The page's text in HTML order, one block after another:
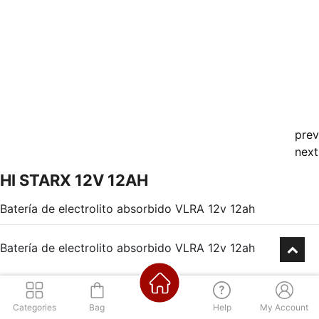
prev
next
HI STARX 12V 12AH
Batería de electrolito absorbido VLRA 12v 12ah
Batería de electrolito absorbido VLRA 12v 12ah
Consultá por nuestra financiación
Categories Bag Help My Account